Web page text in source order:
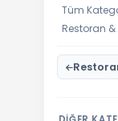
Tüm
Restoran